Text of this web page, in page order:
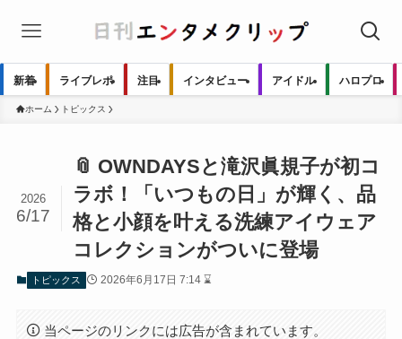
新着 ライブレポ 注目 インタビュー アイドル ハロプロ
ホーム トピックス
📎 OWNDAYSと滝沢眞規子が初コ
ラボ！「いつもの日」が輝く、品
格と小顔を叶える洗練アイウェア
コレクションがついに登場
2026
6/17
トピックス 2026年6月17日 7:14 ⌛
当ページのリンクには広告が含まれています。